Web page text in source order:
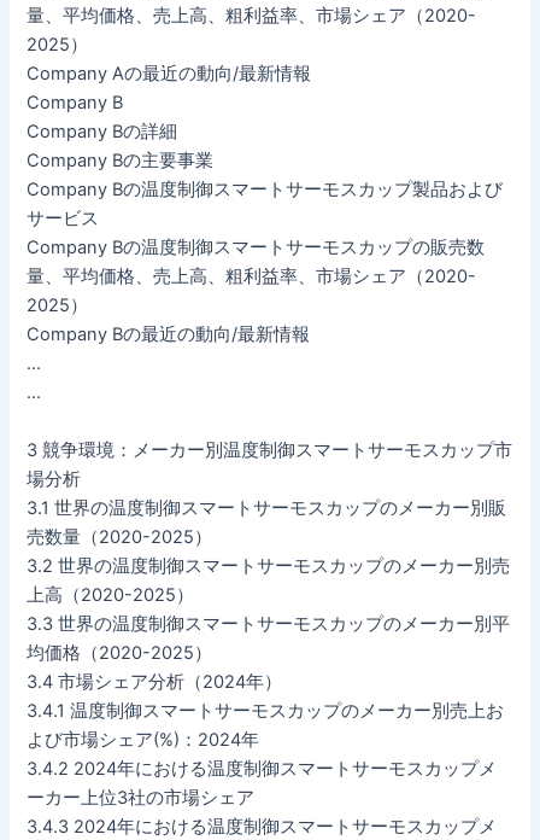
量、平均価格、売上高、粗利益率、市場シェア（2020-
2025）
Company Aの最近の動向/最新情報
Company B
Company Bの詳細
Company Bの主要事業
Company Bの温度制御スマートサーモスカップ製品および
サービス
Company Bの温度制御スマートサーモスカップの販売数
量、平均価格、売上高、粗利益率、市場シェア（2020-
2025）
Company Bの最近の動向/最新情報
…
…
3 競争環境：メーカー別温度制御スマートサーモスカップ市
場分析
3.1 世界の温度制御スマートサーモスカップのメーカー別販
売数量（2020-2025）
3.2 世界の温度制御スマートサーモスカップのメーカー別売
上高（2020-2025）
3.3 世界の温度制御スマートサーモスカップのメーカー別平
均価格（2020-2025）
3.4 市場シェア分析（2024年）
3.4.1 温度制御スマートサーモスカップのメーカー別売上お
よび市場シェア(%)：2024年
3.4.2 2024年における温度制御スマートサーモスカップメ
ーカー上位3社の市場シェア
3.4.3 2024年における温度制御スマートサーモスカップメ